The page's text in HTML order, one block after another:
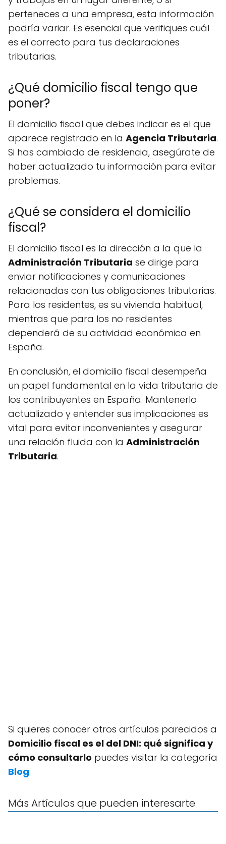
perteneces a una empresa, esta información
podría variar. Es esencial que verifiques cuál
es el correcto para tus declaraciones
tributarias.
¿Qué domicilio fiscal tengo que
poner?
El domicilio fiscal que debes indicar es el que
aparece registrado en la Agencia Tributaria.
Si has cambiado de residencia, asegúrate de
haber actualizado tu información para evitar
problemas.
¿Qué se considera el domicilio
fiscal?
El domicilio fiscal es la dirección a la que la
Administración Tributaria se dirige para
enviar notificaciones y comunicaciones
relacionadas con tus obligaciones tributarias.
Para los residentes, es su vivienda habitual,
mientras que para los no residentes
dependerá de su actividad económica en
España.
En conclusión, el domicilio fiscal desempeña
un papel fundamental en la vida tributaria de
los contribuyentes en España. Mantenerlo
actualizado y entender sus implicaciones es
vital para evitar inconvenientes y asegurar
una relación fluida con la Administración
Tributaria.
Si quieres conocer otros artículos parecidos a
Domicilio fiscal es el del DNI: qué significa y
cómo consultarlo puedes visitar la categoría
Blog.
Más Artículos que pueden interesarte